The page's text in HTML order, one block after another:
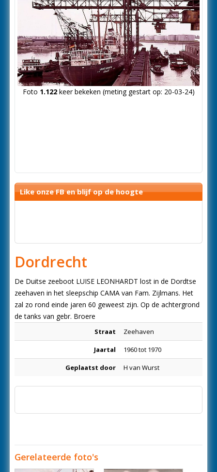
Foto 1.122keer bekeken (meting gestart op: 20-03-24)
Like onze FB en blijf op de hoogte
Dordrecht
De Duitse zeeboot LUISE LEONHARDT lost in de Dordtse
zeehaven in het sleepschip CAMA van Fam. Zijlmans. Het
zal zo rond einde jaren 60 geweest zijn. Op de achtergrond
de tanks van gebr. Broere
Straat Zeehaven
Jaartal 1960 tot 1970
Geplaatst door H van Wurst
Gerelateerde foto's